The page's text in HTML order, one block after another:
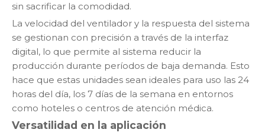
sin sacrificar la comodidad.
La velocidad del ventilador y la respuesta del sistema
se gestionan con precisión a través de la interfaz
digital, lo que permite al sistema reducir la
producción durante períodos de baja demanda. Esto
hace que estas unidades sean ideales para uso las 24
horas del día, los 7 días de la semana en entornos
como hoteles o centros de atención médica.
Versatilidad en la aplicación